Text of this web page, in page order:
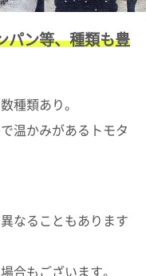
パン等、種類も豊
種類あり。
温かみがあるトモタ
なることもあります
合もございます。